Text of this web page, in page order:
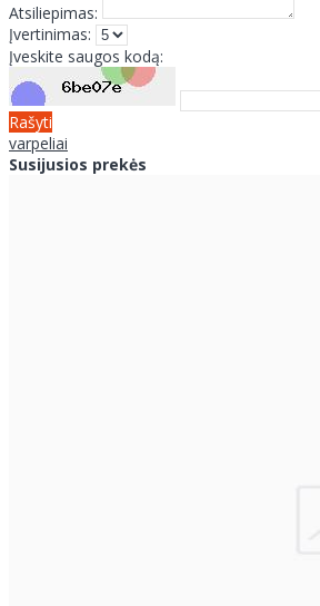
Atsiliepimas:
Įvertinimas:
Įveskite saugos kodą:
Rašyti
varpeliai
Susijusios prekės